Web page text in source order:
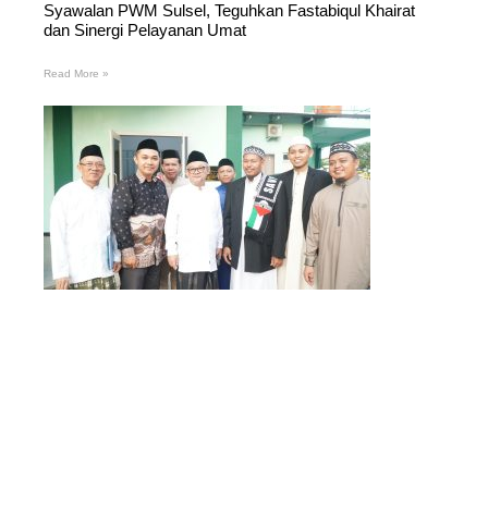
Syawalan PWM Sulsel, Teguhkan Fastabiqul Khairat
dan Sinergi Pelayanan Umat
Read More »